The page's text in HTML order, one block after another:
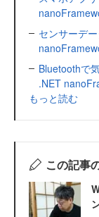
センサーデ
Bluetoothで
.NET
もっと読む
この記事